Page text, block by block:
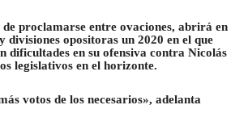
de proclamarse entre ovaciones, abrirá en
divisiones opositoras un 2020 en el que
dificultades en su ofensiva contra Nicolás
legislativos en el horizonte.
votos de los necesarios», adelanta